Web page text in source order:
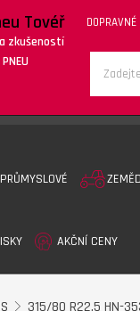
Tovéř
zkušeností
DOPRAVNÉ
PRŮMYSLOVÉ
AKČNÍ CENY
315/80 R22,5 HN-